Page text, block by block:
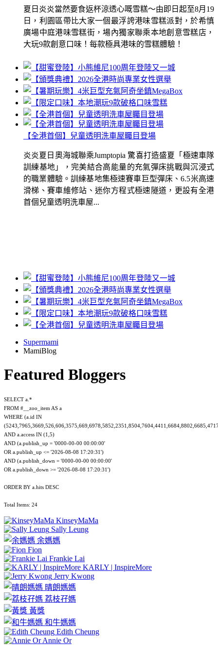
夏日炎炎當然要食返杯涼透心嘅雪糕～由即日起至8月19
日，利園區帶比大家一個最浮誇港味雪糕派對，於希慎
廣場中庭港味雪糕街，場內獨家聯乘本地創意雪糕店，
大玩9款創意口味！每款極具港味的雪糕體驗！
【全港首個】兒童透明洗車屋矚目登場
炎炎夏日奧海城聯乘Jumptopia 驚喜打造盛夏「極速車隊
訓練基地」，完美結合高能量的充氣彈床挑戰與沉浸式
的職業體驗。訓練基地集極速賽車巨型彈床、6.5米高速
滑梯、賽車維修站、迷你方程式極速隧道，更設有全港
首個兒童透明洗車屋...
Supermami
MamiBlog
Featured Bloggers
SELECT a.*
FROM #__zoo_item AS a
WHERE (a.id IN
AND a.access IN (1,5)
AND (a.publish_up = '0000-00-00 00:00:00'
OR a.publish_up <= '2026-08-08 17:20:31')
AND (a.publish_down = '0000-00-00 00:00:00'
OR a.publish_down >= '2026-08-08 17:20:31')
ORDER BY a.hits DESC
Total Items: 24
KinseyMaMa
Sally Leung
余媽媽
Fion
Frankie Lai
KARLY | InspireMore
Jerry Kwong
晴朗媽媽
荔枝孖媽
黃獎
和牛媽媽
Edith Cheung
Annie Or